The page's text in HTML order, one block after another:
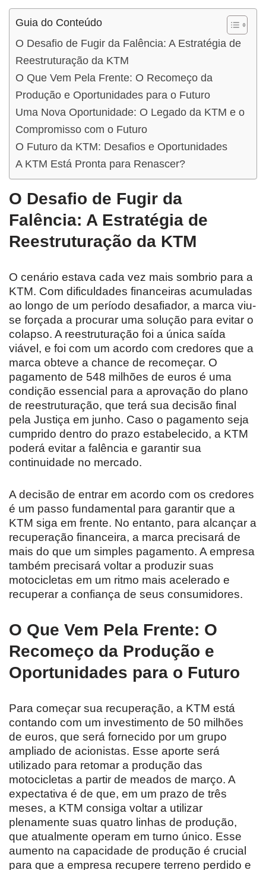
Guia do Conteúdo
O Desafio de Fugir da Falência: A Estratégia de
Reestruturação da KTM
O Que Vem Pela Frente: O Recomeço da
Produção e Oportunidades para o Futuro
Uma Nova Oportunidade: O Legado da KTM e o
Compromisso com o Futuro
O Futuro da KTM: Desafios e Oportunidades
A KTM Está Pronta para Renascer?
O Desafio de Fugir da
Falência: A Estratégia de
Reestruturação da KTM
O cenário estava cada vez mais sombrio para a
KTM. Com dificuldades financeiras acumuladas
ao longo de um período desafiador, a marca viu-
se forçada a procurar uma solução para evitar o
colapso. A reestruturação foi a única saída
viável, e foi com um acordo com credores que a
marca obteve a chance de recomeçar. O
pagamento de 548 milhões de euros é uma
condição essencial para a aprovação do plano
de reestruturação, que terá sua decisão final
pela Justiça em junho. Caso o pagamento seja
cumprido dentro do prazo estabelecido, a KTM
poderá evitar a falência e garantir sua
continuidade no mercado.
A decisão de entrar em acordo com os credores
é um passo fundamental para garantir que a
KTM siga em frente. No entanto, para alcançar a
recuperação financeira, a marca precisará de
mais do que um simples pagamento. A empresa
também precisará voltar a produzir suas
motocicletas em um ritmo mais acelerado e
recuperar a confiança de seus consumidores.
O Que Vem Pela Frente: O
Recomeço da Produção e
Oportunidades para o Futuro
Para começar sua recuperação, a KTM está
contando com um investimento de 50 milhões
de euros, que será fornecido por um grupo
ampliado de acionistas. Esse aporte será
utilizado para retomar a produção das
motocicletas a partir de meados de março. A
expectativa é de que, em um prazo de três
meses, a KTM consiga voltar a utilizar
plenamente suas quatro linhas de produção,
que atualmente operam em turno único. Esse
aumento na capacidade de produção é crucial
para que a empresa recupere terreno perdido e